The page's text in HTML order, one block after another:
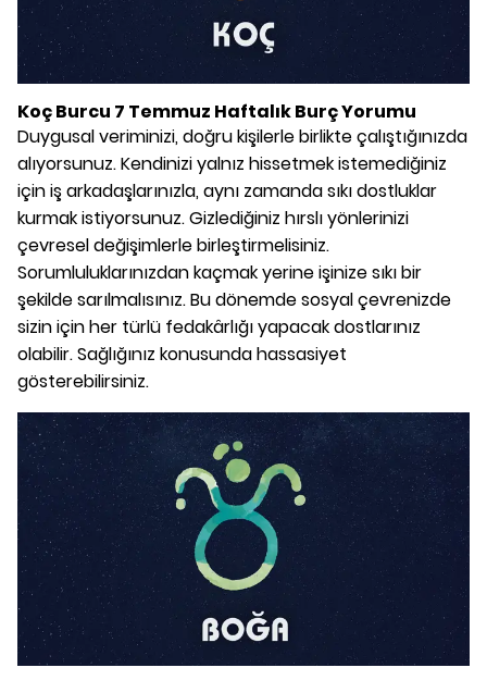
Koç Burcu 7 Temmuz Haftalık Burç Yorumu
Duygusal veriminizi, doğru kişilerle birlikte çalıştığınızda
alıyorsunuz. Kendinizi yalnız hissetmek istemediğiniz
için iş arkadaşlarınızla, aynı zamanda sıkı dostluklar
kurmak istiyorsunuz. Gizlediğiniz hırslı yönlerinizi
çevresel değişimlerle birleştirmelisiniz.
Sorumluluklarınızdan kaçmak yerine işinize sıkı bir
şekilde sarılmalısınız. Bu dönemde sosyal çevrenizde
sizin için her türlü fedakârlığı yapacak dostlarınız
olabilir. Sağlığınız konusunda hassasiyet
gösterebilirsiniz.